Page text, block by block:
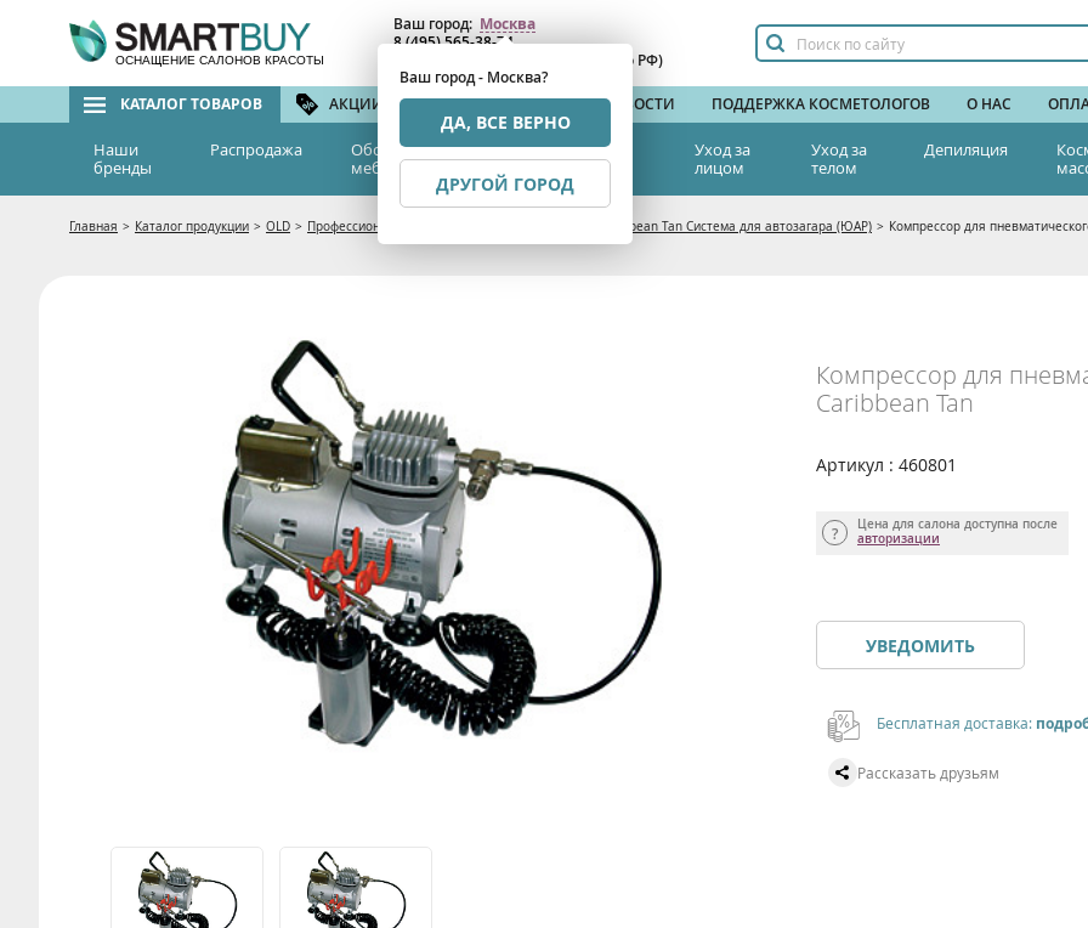
ОСНАЩЕНИЕ САЛОНОВ КРАСОТЫ
Ваш город: Москва
Ваш город - Москва?
ДА, ВСЕ ВЕРНО
ДРУГОЙ ГОРОД
8 (495) 565-38-74
(бесплатный по РФ)
КАТАЛОГ ТОВАРОВ АКЦИИ И СКИДКИ БРЕНДЫ НОВОСТИ ПОДДЕРЖКА КОСМЕТОЛОГОВ О НАС
Наши
бренды
Распродажа
Оборудование и
мебель
Эстетическая
медицина
Уход за
лицом
Уход за
телом
Депиляция
Главная > Каталог продукции > OLD > Профессиональные средства для автозагара Caribbean Tan Система для автозагара (ЮАР) > Компрессор для
Компрессор для
Caribbean Tan
Артикул : 460801
Цена для салона доступна после
авторизации
УВЕДОМИТЬ
Бесплатная доставка:
Рассказать друзьям